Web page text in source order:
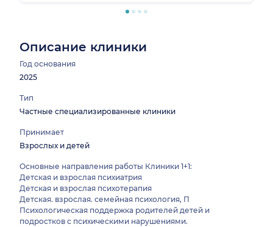
Описание клиники
Год основания
2025
Тип
Частные специализированные клиники
Принимает
Взрослых и детей
Основные направления работы Клиники 1+1:
Детская и взрослая психиатрия
Детская и взрослая психотерапия
Детская. взрослая. семейная психология, П
Психологическая поддержка родителей детей и
подростков с психическими нарушениями.